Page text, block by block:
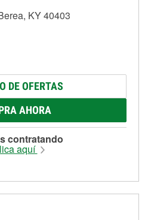
KY 40403
DE OFERTAS
AHORA
contratando
aquí